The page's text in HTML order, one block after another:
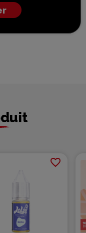
favorite_border